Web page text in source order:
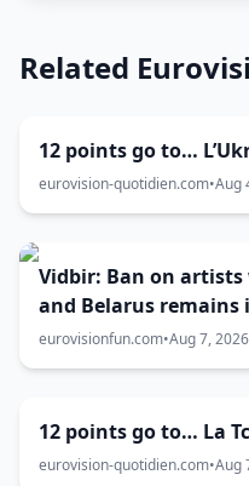
Related
12 points go to…
eurovision-quotidien.com•Aug
Vidbir: Ban on
and Belarus remains
eurovisionfun.com•Aug 7,
12 points go to… La
eurovision-quotidien.com•Aug